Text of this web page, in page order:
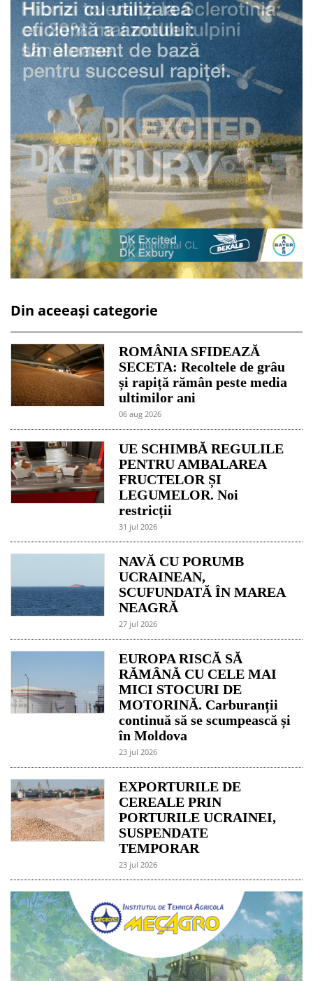
Din aceeași categorie
ROMÂNIA SFIDEAZĂ
SECETA: Recoltele de grâu
și rapiță rămân peste media
ultimilor ani
06 aug 2026
UE SCHIMBĂ REGULILE
PENTRU AMBALAREA
FRUCTELOR ȘI
LEGUMELOR. Noi
restricții
31 jul 2026
NAVĂ CU PORUMB
UCRAINEAN,
SCUFUNDATĂ ÎN MAREA
NEAGRĂ
27 jul 2026
EUROPA RISCĂ SĂ
RĂMÂNĂ CU CELE MAI
MICI STOCURI DE
MOTORINĂ. Carburanții
continuă să se scumpească și
în Moldova
23 jul 2026
EXPORTURILE DE
CEREALE PRIN
PORTURILE UCRAINEI,
SUSPENDATE
TEMPORAR
23 jul 2026